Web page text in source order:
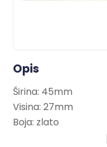
Opis
Širina: 45mm
Visina: 27mm
Boja: zlato